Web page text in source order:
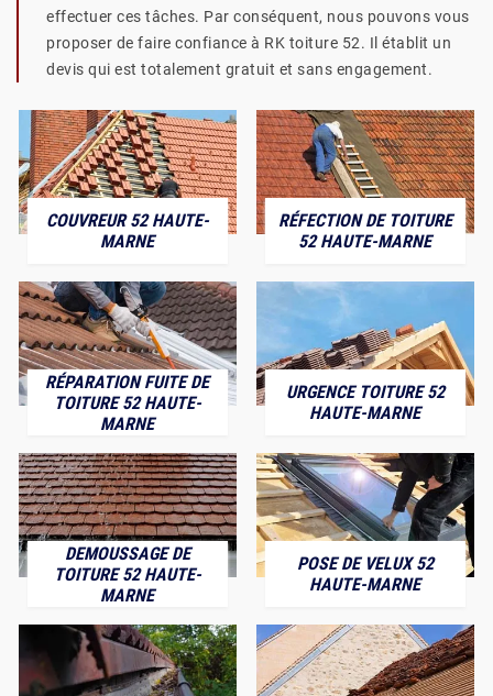
effectuer ces tâches. Par conséquent, nous pouvons vous
proposer de faire confiance à RK toiture 52. Il établit un
devis qui est totalement gratuit et sans engagement.
COUVREUR 52 HAUTE-
MARNE
RÉFECTION DE TOITURE
52 HAUTE-MARNE
RÉPARATION FUITE DE
TOITURE 52 HAUTE-
MARNE
URGENCE TOITURE 52
HAUTE-MARNE
DEMOUSSAGE DE
TOITURE 52 HAUTE-
MARNE
POSE DE VELUX 52
HAUTE-MARNE